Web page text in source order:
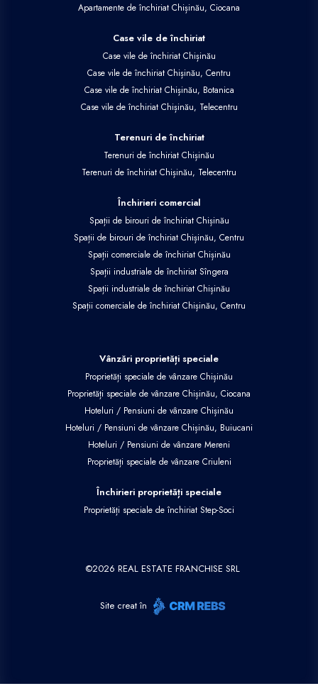
Apartamente de închiriat Chișinău, Ciocana
Case vile de închiriat
Case vile de închiriat Chișinău
Case vile de închiriat Chișinău, Centru
Case vile de închiriat Chișinău, Botanica
Case vile de închiriat Chișinău, Telecentru
Terenuri de închiriat
Terenuri de închiriat Chișinău
Terenuri de închiriat Chișinău, Telecentru
Închirieri comercial
Spații de birouri de închiriat Chișinău
Spații de birouri de închiriat Chișinău, Centru
Spații comerciale de închiriat Chișinău
Spații industriale de închiriat Sîngera
Spații industriale de închiriat Chișinău
Spații comerciale de închiriat Chișinău, Centru
Vânzări proprietăți speciale
Proprietăți speciale de vânzare Chișinău
Proprietăți speciale de vânzare Chișinău, Ciocana
Hoteluri / Pensiuni de vânzare Chișinău
Hoteluri / Pensiuni de vânzare Chișinău, Buiucani
Hoteluri / Pensiuni de vânzare Mereni
Proprietăți speciale de vânzare Criuleni
Închirieri proprietăți speciale
Proprietăți speciale de închiriat Step-Soci
©2026 REAL ESTATE FRANCHISE SRL
Site creat în